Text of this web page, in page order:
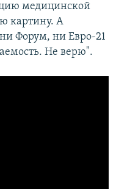
медицинской
картину. А
ни Форум, ни Евро-21
Не верю".